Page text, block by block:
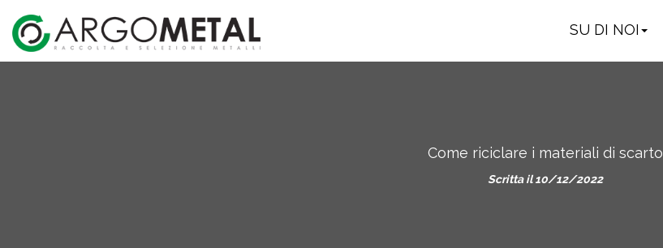
SU DI NOI
Come riciclare i materiali di scarto
Scritta il 10/12/2022